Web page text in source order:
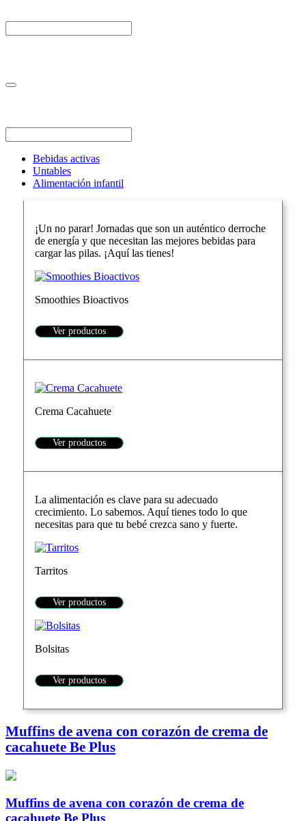
Bebidas activas
Untables
Alimentación infantil
¡Un no parar! Jornadas que son un auténtico derroche
de energía y que necesitan las mejores bebidas para
cargar las pilas. ¡Aquí las tienes!
Smoothies Bioactivos
Ver productos
Crema Cacahuete
Ver productos
La alimentación es clave para su adecuado
crecimiento. Lo sabemos. Aquí tienes todo lo que
necesitas para que tu bebé crezca sano y fuerte.
Tarritos
Ver productos
Bolsitas
Ver productos
Muffins de avena con corazón de crema de
cacahuete Be Plus
Muffins de avena con corazón de crema de